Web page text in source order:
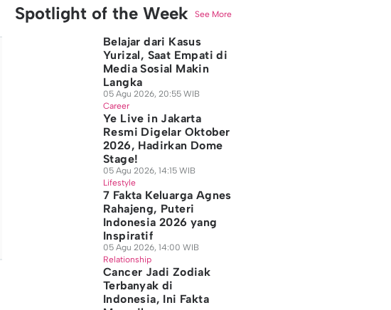
Spotlight of the Week See More
Belajar dari Kasus
Yurizal, Saat Empati di
Media Sosial Makin
Langka
05 Agu 2026, 20:55 WIB
Career
Ye Live in Jakarta
Resmi Digelar Oktober
2026, Hadirkan Dome
Stage!
05 Agu 2026, 14:15 WIB
Lifestyle
7 Fakta Keluarga Agnes
Rahajeng, Puteri
Indonesia 2026 yang
Inspiratif
05 Agu 2026, 14:00 WIB
Relationship
Cancer Jadi Zodiak
Terbanyak di
Indonesia, Ini Fakta